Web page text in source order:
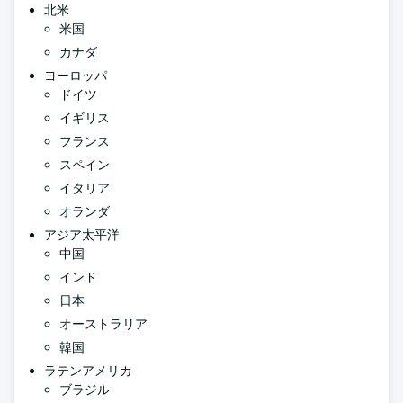
北米
米国
カナダ
ヨーロッパ
ドイツ
イギリス
フランス
スペイン
イタリア
オランダ
アジア太平洋
中国
インド
日本
オーストラリア
韓国
ラテンアメリカ
ブラジル